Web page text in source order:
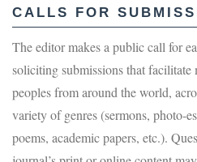
CALLS FOR
The editor makes a public call for
soliciting submissions that facilitate
peoples from around the world,
variety of genres (sermons, photo-
poems, academic papers, etc.).